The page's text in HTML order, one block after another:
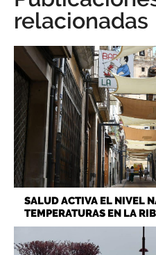
relacionadas
SALUD ACTIVA EL NIVEL
TEMPERATURAS EN LA